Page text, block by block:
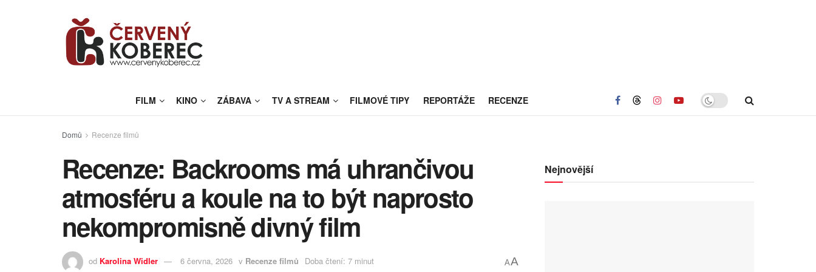
FILM KINO ZÁBAVA TV A STREAM FILMOVÉ TIPY REPORTÁŽE RECENZE
Domů Recenze filmů
Recenze: Backrooms má uhrančivou
atmosféru a koule na to být naprosto
nekompromisně divný film
od Karolina Widler 6 června, 2026 v Recenze filmů Doba čtení: 7 minut AA
Nejnovější